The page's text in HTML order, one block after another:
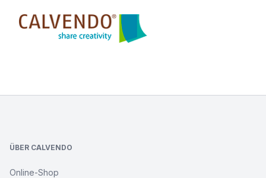
Calvendo
ÜBER CALVENDO
Online-Shop